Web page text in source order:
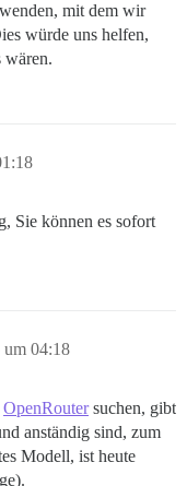
mit dem wir
würde uns helfen,
wären.
Sie können es sofort
um 04:18
OpenRoutersuchen, gibt
anständig sind, zum
Modell, ist heute